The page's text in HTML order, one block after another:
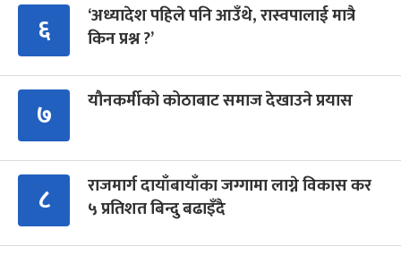
६
‘अध्यादेश पहिले पनि आउँथे, रास्वपालाई मात्रै
किन प्रश्न ?’
७ यौनकर्मीको कोठाबाट समाज देखाउने प्रयास
८
राजमार्ग दायाँबायाँका जग्गामा लाग्ने विकास कर
५ प्रतिशत बिन्दु बढाइँदै